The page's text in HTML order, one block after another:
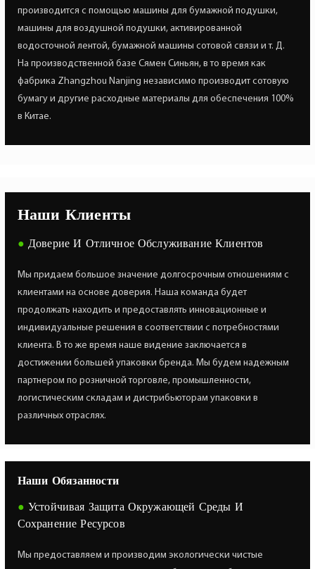
производится с помощью машины для бумажной подушки,
машины для воздушной подушки, активированной
водосточной лентой, бумажной машины сотовой связи и т. Д.
На производственной базе Сямен Синьян, в то время как
фабрика Zhangzhou Nanjing независимо производит сотовую
бумагу и другие расходные материалы для обеспечения 100%
в Китае.
Наши Клиенты
● Доверие И Отличное Обслуживание Клиентов
Мы придаем большое значение долгосрочным отношениям с
клиентами на основе доверия. Наша команда будет
продолжать находить и предоставлять инновационные и
индивидуальные решения в соответствии с потребностями
клиента. В то же время наше видение заключается в
достижении большей упаковки бренда. Мы будем надежным
партнером по розничной торговле, промышленности,
логистическим складам и дистрибьюторам упаковки в
различных отраслях.
Наши Обязанности
● Устойчивая Защита Окружающей Среды И
Сохранение Ресурсов
Мы предоставляем и производим экологически чистые